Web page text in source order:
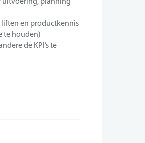
liften en productkennis
te houden)
de KPI’s te